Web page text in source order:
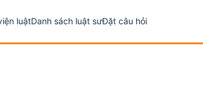
luậtDanh sách luật sưĐặt câu hỏi